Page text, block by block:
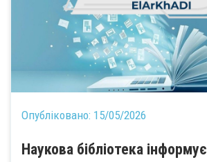
Опубліковано: 15/05/2026
Наукова бібліотека інформує